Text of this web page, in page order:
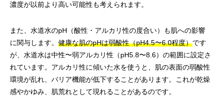
濃度が以前より高い可能性も考えられます。
また、水道水のpH（酸性・アルカリ性の度合い）も肌への影響
に関与します。 健康な肌のpHは弱酸性（pH4.5〜6.0程度）です
が、水道水は中性〜弱アルカリ性（pH5.8〜8.6）の範囲に設定さ
れています。アルカリ性に傾いた水を使うと、肌の表面の弱酸性
環境が乱れ、バリア機能が低下することがあります。これが乾燥
感やかゆみ、肌荒れとして現れることがあるのです。